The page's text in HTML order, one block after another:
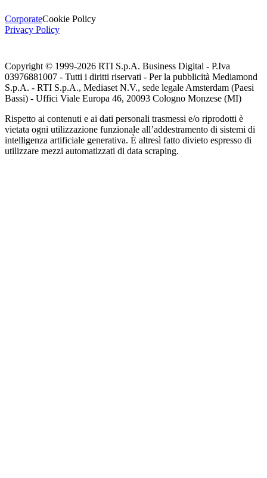
CorporateCookie Policy
Privacy Policy
Copyright © 1999-2026 RTI S.p.A. Business Digital - P.Iva
03976881007 - Tutti i diritti riservati - Per la pubblicità Mediamond
S.p.A. - RTI S.p.A., Mediaset N.V., sede legale Amsterdam (Paesi
Bassi) - Uffici Viale Europa 46, 20093 Cologno Monzese (MI)
Rispetto ai contenuti e ai dati personali trasmessi e/o riprodotti è
vietata ogni utilizzazione funzionale all’addestramento di sistemi di
intelligenza artificiale generativa. È altresì fatto divieto espresso di
utilizzare mezzi automatizzati di data scraping.